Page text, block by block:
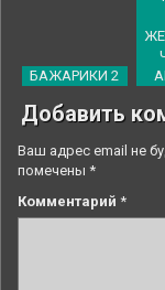
БАЖАРИКИ 2
Добавить
Ваш адрес email не
помечены *
Комментарий *